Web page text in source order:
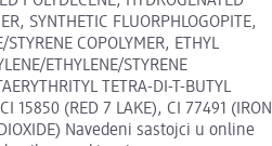
SYNTHETIC FLUORPHLOGOPITE,
COPOLYMER, ETHYL
ETHYLENE/STYRENE
TETRA-DI-T-BUTYL
15850 (RED 7 LAKE), CI 77491 (IRON
Navedeni sastojci u online